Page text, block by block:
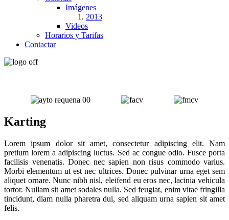
Imágenes
2013
Videos
Horarios y Tarifas
Contactar
Karting
Lorem ipsum dolor sit amet, consectetur adipiscing elit. Nam
pretium lorem a adipiscing luctus. Sed ac congue odio. Fusce porta
facilisis venenatis. Donec nec sapien non risus commodo varius.
Morbi elementum ut est nec ultrices. Donec pulvinar urna eget sem
aliquet ornare. Nunc nibh nisl, eleifend eu eros nec, lacinia vehicula
tortor. Nullam sit amet sodales nulla. Sed feugiat, enim vitae fringilla
tincidunt, diam nulla pharetra dui, sed aliquam urna sapien sit amet
felis.